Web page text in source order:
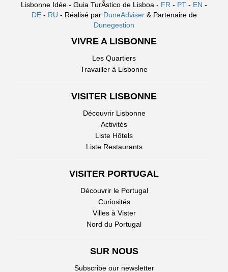
Lisbonne Idée - Guia TurÃ­stico de Lisboa - FR - PT - EN -
DE- RU - Réalisé par DuneAdviser & Partenaire de
Dunegestion
VIVRE A LISBONNE
Les Quartiers
Travailler à Lisbonne
VISITER LISBONNE
Découvrir Lisbonne
Activités
Liste Hôtels
Liste Restaurants
VISITER PORTUGAL
Découvrir le Portugal
Curiosités
Villes à Vister
Nord du Portugal
SUR NOUS
Subscribe our newsletter